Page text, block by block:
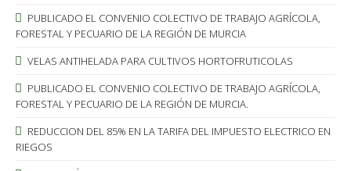
PUBLICADO EL CONVENIO COLECTIVO DE TRABAJO AGRÍCOLA,
FORESTAL Y PECUARIO DE LA REGIÓN DE MURCIA
VELAS ANTIHELADA PARA CULTIVOS HORTOFRUTICOLAS
PUBLICADO EL CONVENIO COLECTIVO DE TRABAJO AGRÍCOLA,
FORESTAL Y PECUARIO DE LA REGIÓN DE MURCIA.
REDUCCION DEL 85% EN LA TARIFA DEL IMPUESTO ELECTRICO EN
RIEGOS